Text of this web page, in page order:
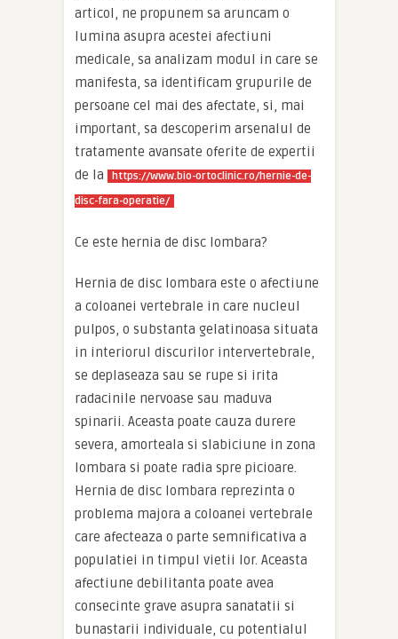
articol, ne propunem sa aruncam o
lumina asupra acestei afectiuni
medicale, sa analizam modul in care se
manifesta, sa identificam grupurile de
persoane cel mai des afectate, si, mai
important, sa descoperim arsenalul de
tratamente avansate oferite de expertii
de la
https://www.bio-ortoclinic.ro/hernie-de-
disc-fara-operatie/
Ce este hernia de disc lombara?
Hernia de disc lombara este o afectiune
a coloanei vertebrale in care nucleul
pulpos, o substanta gelatinoasa situata
in interiorul discurilor intervertebrale,
se deplaseaza sau se rupe si irita
radacinile nervoase sau maduva
spinarii. Aceasta poate cauza durere
severa, amorteala si slabiciune in zona
lombara si poate radia spre picioare.
Hernia de disc lombara reprezinta o
problema majora a coloanei vertebrale
care afecteaza o parte semnificativa a
populatiei in timpul vietii lor. Aceasta
afectiune debilitanta poate avea
consecinte grave asupra sanatatii si
bunastarii individuale, cu potentialul